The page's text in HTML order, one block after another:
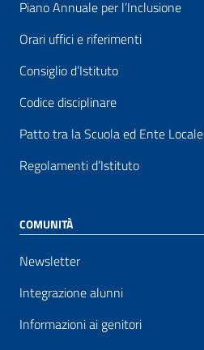
Piano Annuale per l’Inclusione
Orari uffici e riferimenti
Consiglio d’Istituto
Codice disciplinare
Patto tra la Scuola ed Ente Locale
Regolamenti d’Istituto
COMUNITÀ
Newsletter
Integrazione alunni
Informazioni ai genitori